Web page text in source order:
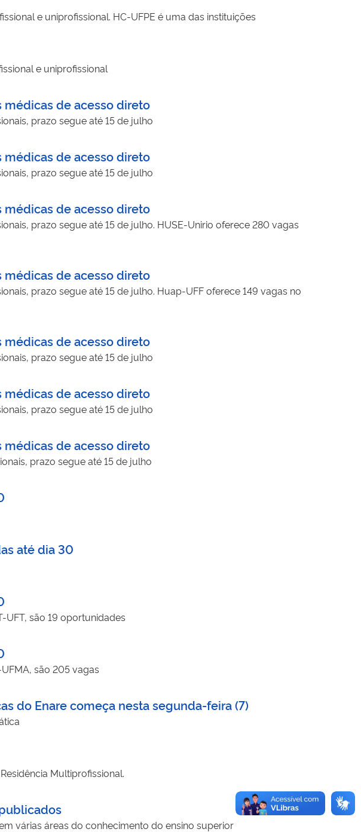
e uniprofissional. HC-UFPE é uma das instituições
e uniprofissional
médicas de acesso direto
prazo segue até 15 de julho
médicas de acesso direto
prazo segue até 15 de julho
médicas de acesso direto
prazo segue até 15 de julho. HUSE-Unirio oferece 280 vagas
médicas de acesso direto
prazo segue até 15 de julho. Huap-UFF oferece 149 vagas no
médicas de acesso direto
prazo segue até 15 de julho
médicas de acesso direto
prazo segue até 15 de julho
médicas de acesso direto
prazo segue até 15 de julho
até dia 30
UFT, são 19 oportunidades
são 205 vagas
do Enare começa nesta segunda-feira (7)
Multiprofissional.
várias áreas do conhecimento do ensino superior